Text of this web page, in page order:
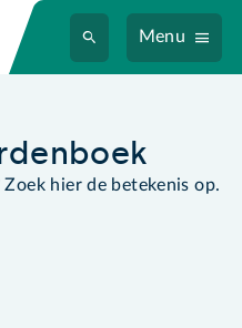
Menu
hier de betekenis op.